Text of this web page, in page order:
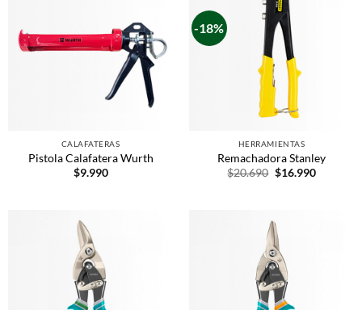
CALAFATERAS
Pistola Calafatera Wurth
$9.990
-18%
HERRAMIENTAS
Remachadora Stanley
$20.690 $16.990